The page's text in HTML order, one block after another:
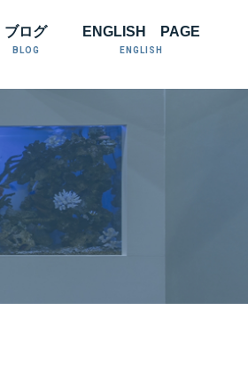
ブログ
BLOG
ENGLISH PAGE
ENGLISH